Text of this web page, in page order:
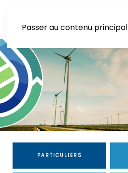
Passer au contenu principal
PARTICULIERS